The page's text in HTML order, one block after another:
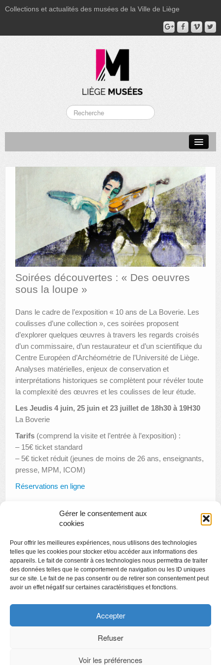
Gérer le consentement aux
cookies
Pour offrir les meilleures expériences, nous utilisons des technologies
telles que les cookies pour stocker et/ou accéder aux informations des
appareils. Le fait de consentir à ces technologies nous permettra de traiter
des données telles que le comportement de navigation ou les ID uniques
sur ce site. Le fait de ne pas consentir ou de retirer son consentement peut
avoir un effet négatif sur certaines caractéristiques et fonctions.
Accepter
Refuser
Voir les préférences
Collections et actualités des musées de la Ville de Liège
MUSÉE DU LUMINAIRE
FONDS PATRIMONIAUX
AUTRES LIEUX
ANIMATIONS DES MUSÉES
PUBLICATIONS
LE PORTAIL DES COLLECTIONS
Soirées découvertes : « Des oeuvres
sous la loupe »
Dans le cadre de l’exposition « 10 ans de La Boverie. Les
coulisses d’une collection », ces soirées proposent
d’explorer quelques œuvres à travers les regards croisés
d’un commissaire, d’un restaurateur et d’un scientifique du
Centre Européen d’Archéométrie de l’Université de Liège.
Analyses matérielles, enjeux de conservation et
interprétations historiques se complètent pour révéler toute
la complexité des œuvres et les coulisses de leur étude.
Les Jeudis 4 juin, 25 juin et 23 juillet de 18h30 à 19H30
La Boverie
Tarifs (comprend la visite et l’entrée à l’exposition) :
– 15€ ticket standard
– 5€ ticket réduit (jeunes de moins de 26 ans, enseignants,
presse, MPM, ICOM)
Réservations en ligne
Créamusée : Fleurs de musée
Les vitraux Liégeois de style Art nouveau
Copyright
Politique de confidentialité
Chartes des engagements des opérateurs culturels